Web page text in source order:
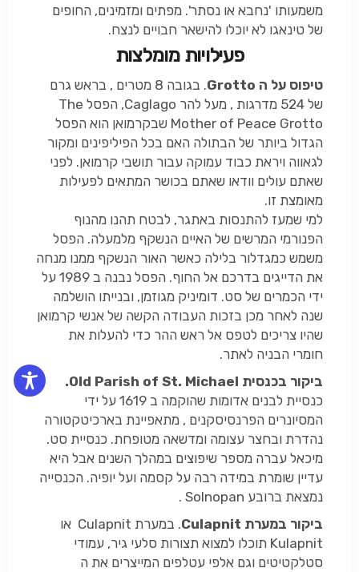
משמעותו 'נחבא או נסתר'. מפתים ומזמינים, החופים
של טינאגו לא יוכלו להישאר חבויים לנצח.
פעילויות מומלצות
טיפוס על ה Grotto
. בגובה 8 מטרים , בראש גרם
של 524 מדרגות , מעל להר Caglago, הפסל The
Mother of Peace Grotto שבקרמואן הוא הפסל
הגדול ביותר של הבתולה האם בכל הפיליפינים ומקור
לגאווה ויראת כבוד עמוקה עבור תושבי קרמואן. לפני
שאתם עולים וודאו שאתם בכושר המתאים לפעילות
מאומצת זו.
למי שמעז להתנסות באתגר, לבטח תהנו מהנוף
הפנורמי המרשים של האיים הנשקף מלמעלה. הפסל
משמש כמגדלור בלילה כאשר האור הנשקף ממנו מנחה
את הדייגים בדרכם אל החוף. הפסל נבנה ב 1989 על
ידי הכמרים של סט. דומיניק מגוזמן, ובנייתו הושלמה
שנה לאחר מכן בזכות העבודה הקשה של אנשי קרמואן
שהיו צריכים לטפס אל ראש ההר כדי להעלות את
חומרי הבניה לאתר.
ביקור בכנסית Old Parish of St. Michael
.
כנסיית לבנים אדומות שהוקמה ב 1619 על ידי
המסיונרים הפרנסיסקנים , מתאפיינת בארכיטקטורה
נהדרת ובחצר עצומה ומדשאה מטופחת. כנסיית סט.
מיכאל עברה מספר שיפוצים במהלך השנים אבל היא
עדיין שומרת במידה רבה על קסמה ועל יופיה. הכנסייה
נמצאת ברובע Solnopan .
ביקור במערת Culapnit
. במערת Culapnit או
Kulapnit תוכלו למצוא תצורות סלעי גיר, עמודי
סטלקטיטים וגם אלפי עטלפים המייצרים את ה